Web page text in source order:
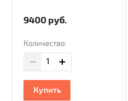
9400 руб.
Количество:
Купить